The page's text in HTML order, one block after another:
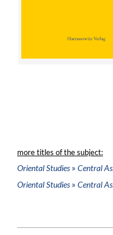
more titles of the subject:
Oriental Studies» Central
Oriental Studies» Central